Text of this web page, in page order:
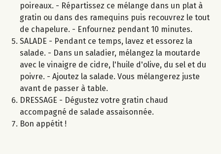
poireaux. - Répartissez ce mélange dans un plat à
gratin ou dans des ramequins puis recouvrez le tout
de chapelure. - Enfournez pendant 10 minutes.
SALADE - Pendant ce temps, lavez et essorez la
salade. - Dans un saladier, mélangez la moutarde
avec le vinaigre de cidre, l'huile d'olive, du sel et du
poivre. - Ajoutez la salade. Vous mélangerez juste
avant de passer à table.
DRESSAGE - Dégustez votre gratin chaud
accompagné de salade assaisonnée.
Bon appétit !